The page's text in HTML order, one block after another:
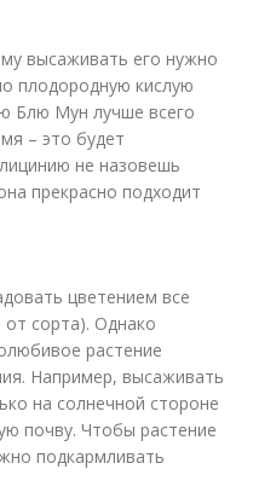
высаживать его нужно
плодородную кислую
Блю Мун лучше всего
– это будет
не назовешь
прекрасно подходит
цветением все
сорта). Однако
растение
Например, высаживать
на солнечной стороне
почву. Чтобы растение
подкармливать